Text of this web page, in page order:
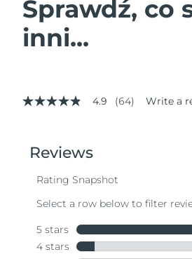
Sprawdź, co
inni...
4.9
stars,
average
value.
Same
page
link.
4.9 (64) Write a